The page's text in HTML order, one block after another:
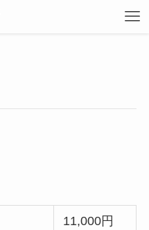
11,000円